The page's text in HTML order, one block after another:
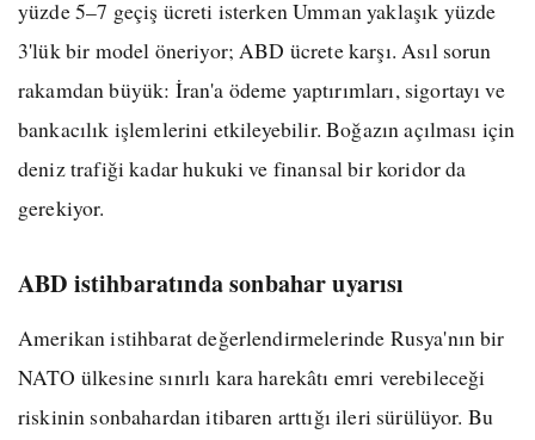
yüzde 5–7 geçiş ücreti isterken Umman yaklaşık yüzde
3'lük bir model öneriyor; ABD ücrete karşı. Asıl sorun
rakamdan büyük: İran'a ödeme yaptırımları, sigortayı ve
bankacılık işlemlerini etkileyebilir. Boğazın açılması için
deniz trafiği kadar hukuki ve finansal bir koridor da
gerekiyor.
ABD istihbaratında sonbahar uyarısı
Amerikan istihbarat değerlendirmelerinde Rusya'nın bir
NATO ülkesine sınırlı kara harekâtı emri verebileceği
riskinin sonbahardan itibaren arttığı ileri sürülüyor. Bu